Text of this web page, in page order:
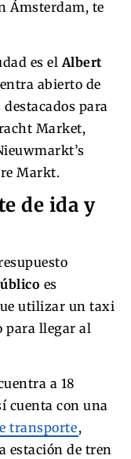
Ámsterdam, te
es elAlbert
abierto de
para
Market,
Markt.
de ida y
es
utilizar un taxi
para llegar al
a 18
cuenta con una
transporte,
estación de tren